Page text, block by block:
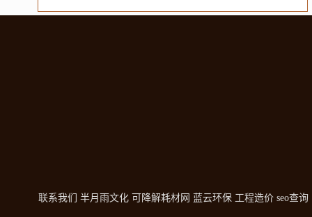
联系我们 半月雨文化 可降解耗材网 蓝云环保 工程造价 seo查询